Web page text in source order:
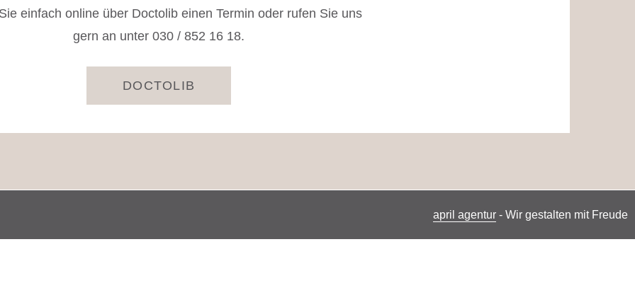
einfach online über Doctolib einen Termin oder rufen Sie uns
gern an unter 030 / 852 16 18.
DOCTOLIB
april agentur - Wir gestalten mit Freude